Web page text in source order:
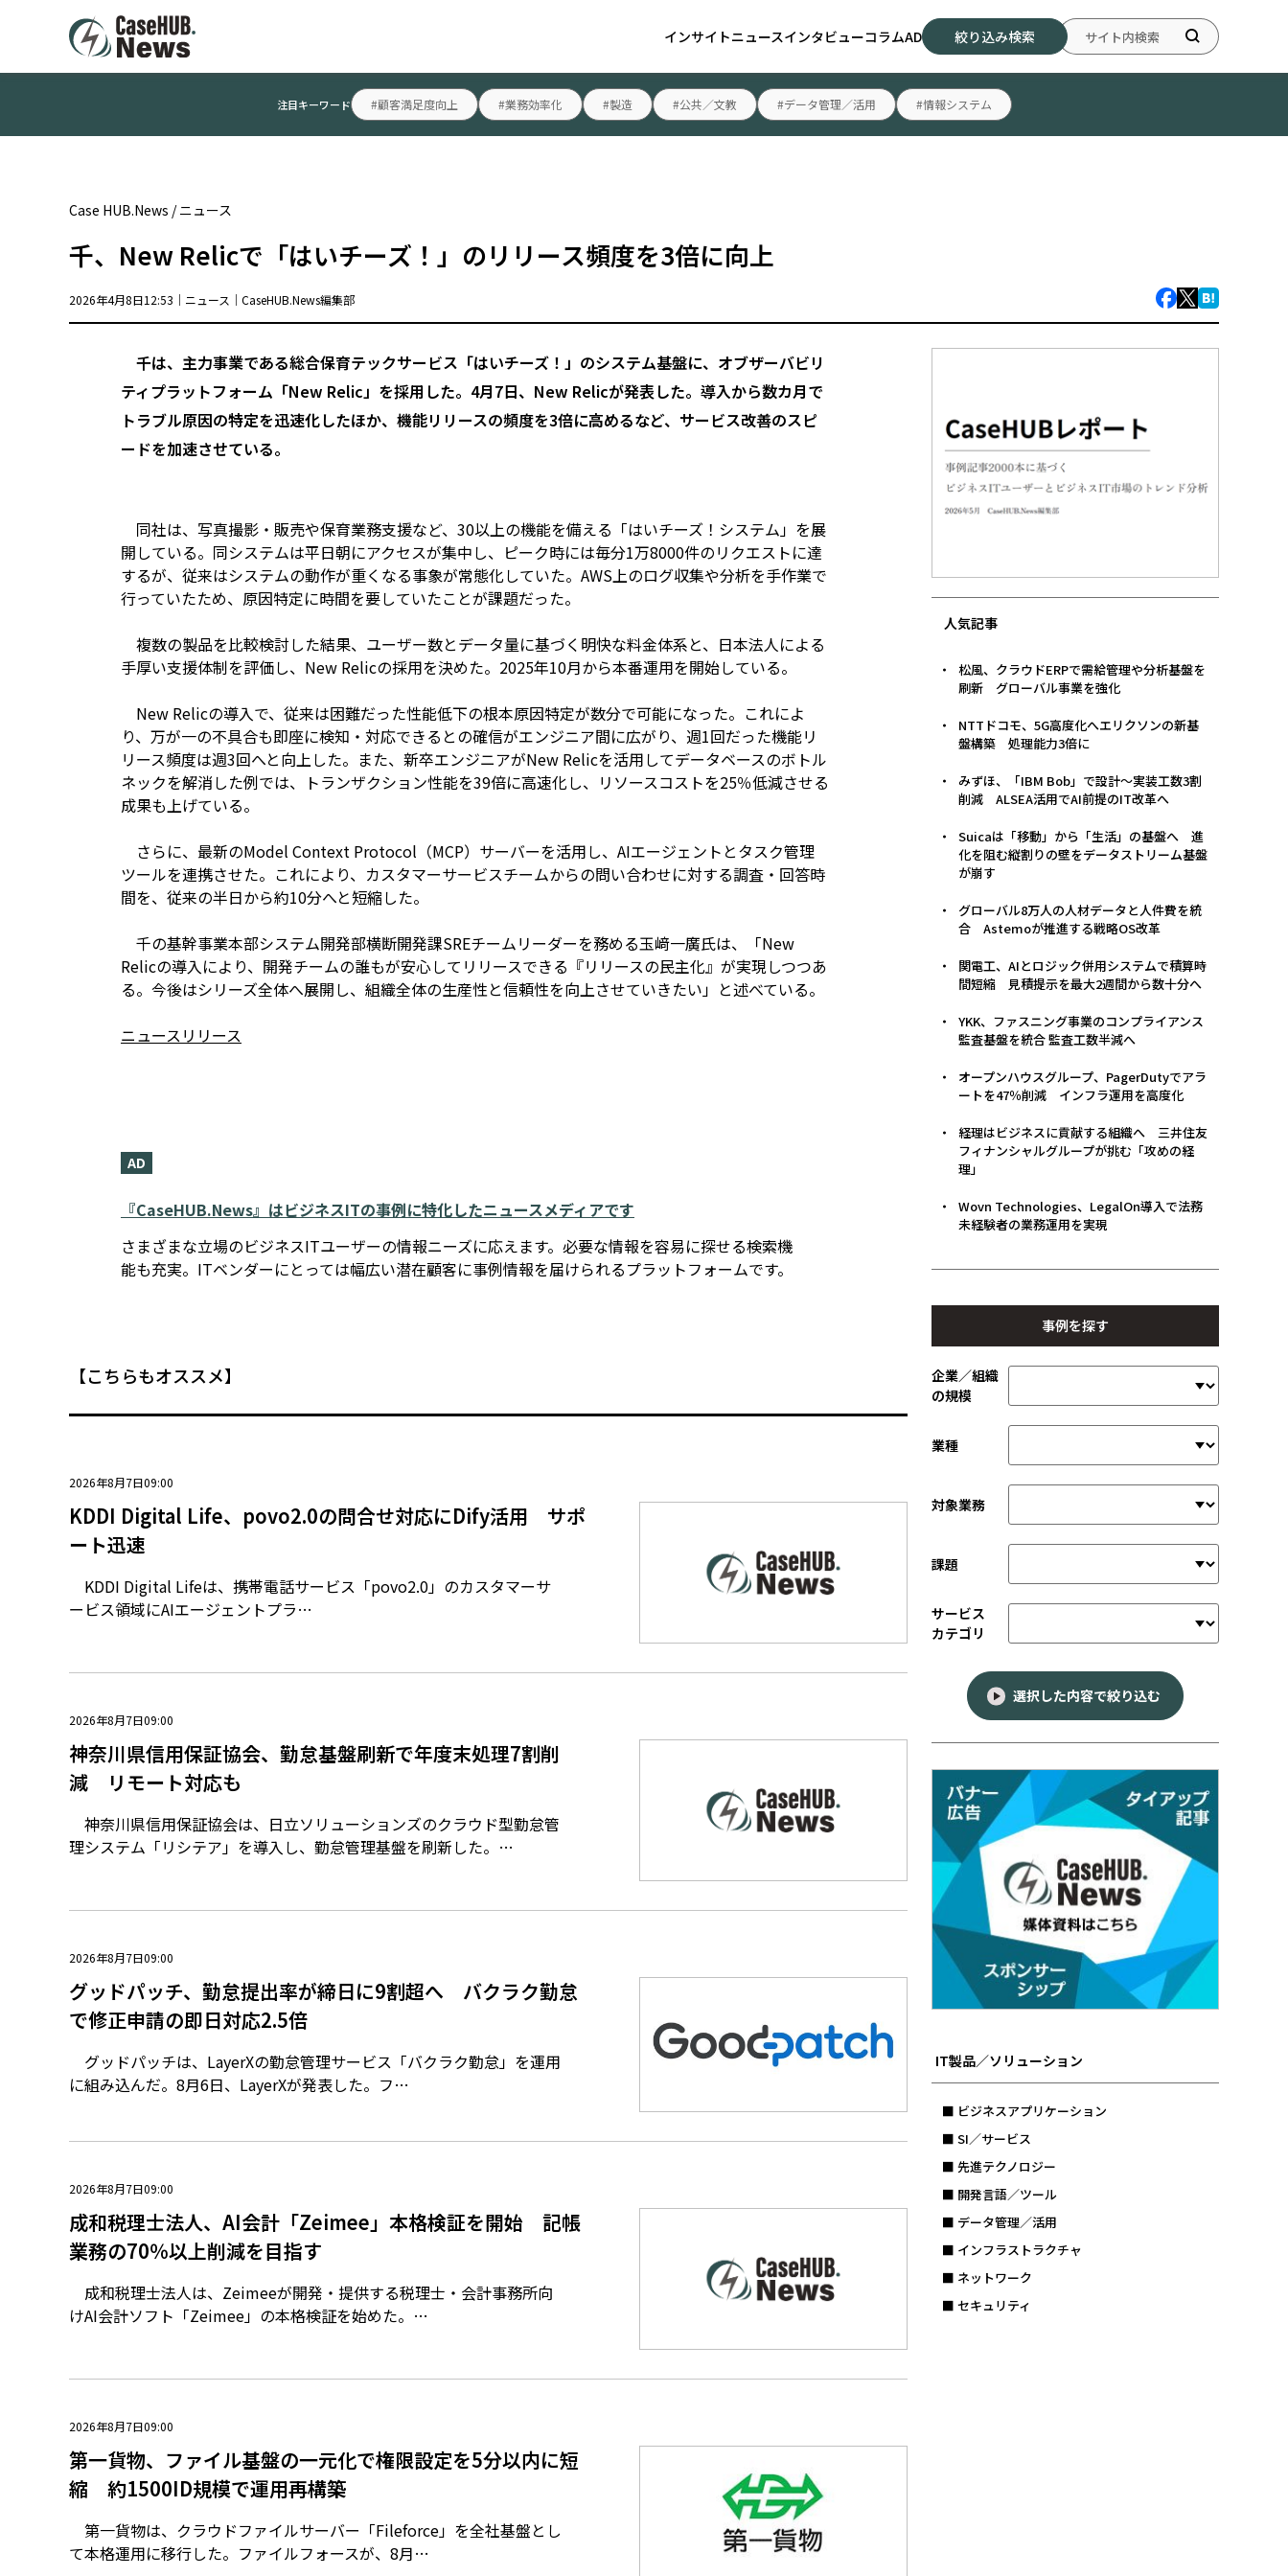
インサイトニュースインタビューコラムAD 絞り込み検索
注目キーワード #顧客満足度向上 #業務効率化 #製造 #公共／文教 #データ管理／活用 #情報システム
Case HUB.News /ニュース
千、New Relicで「はいチーズ！」のリリース頻度を3倍に向上
2026年4月8日12:53｜ ニュース ｜ CaseHUB.News編集部
千は、主力事業である総合保育テックサービス「はいチーズ！」のシステム基盤に、オブザーバビリ
ティプラットフォーム「New Relic」を採用した。4月7日、New Relicが発表した。導入から数カ月で
トラブル原因の特定を迅速化したほか、機能リリースの頻度を3倍に高めるなど、サービス改善のスピ
ードを加速させている。
同社は、写真撮影・販売や保育業務支援など、30以上の機能を備える「はいチーズ！システム」を展
開している。同システムは平日朝にアクセスが集中し、ピーク時には毎分1万8000件のリクエストに達
するが、従来はシステムの動作が重くなる事象が常態化していた。AWS上のログ収集や分析を手作業で
行っていたため、原因特定に時間を要していたことが課題だった。
複数の製品を比較検討した結果、ユーザー数とデータ量に基づく明快な料金体系と、日本法人による
手厚い支援体制を評価し、New Relicの採用を決めた。2025年10月から本番運用を開始している。
New Relicの導入で、従来は困難だった性能低下の根本原因特定が数分で可能になった。これによ
り、万が一の不具合も即座に検知・対応できるとの確信がエンジニア間に広がり、週1回だった機能リ
リース頻度は週3回へと向上した。また、新卒エンジニアがNew Relicを活用してデータベースのボトル
ネックを解消した例では、トランザクション性能を39倍に高速化し、リソースコストを25％低減させる
成果も上げている。
さらに、最新のModel Context Protocol（MCP）サーバーを活用し、AIエージェントとタスク管理
ツールを連携させた。これにより、カスタマーサービスチームからの問い合わせに対する調査・回答時
間を、従来の半日から約10分へと短縮した。
千の基幹事業本部システム開発部横断開発課SREチームリーダーを務める玉﨑一廣氏は、「New
Relicの導入により、開発チームの誰もが安心してリリースできる『リリースの民主化』が実現しつつあ
る。今後はシリーズ全体へ展開し、組織全体の生産性と信頼性を向上させていきたい」と述べている。
ニュースリリース
AD
『CaseHUB.News』はビジネスITの事例に特化したニュースメディアです
さまざまな立場のビジネスITユーザーの情報ニーズに応えます。必要な情報を容易に探せる検索機
能も充実。ITベンダーにとっては幅広い潜在顧客に事例情報を届けられるプラットフォームです。
【こちらもオススメ】
2026年8月7日09:00
KDDI Digital Life、povo2.0の問合せ対応にDify活用 サポ
ート迅速
KDDI Digital Lifeは、携帯電話サービス「povo2.0」のカスタマーサ
ービス領域にAIエージェントプラ…
2026年8月7日09:00
神奈川県信用保証協会、勤怠基盤刷新で年度末処理7割削
減 リモート対応も
神奈川県信用保証協会は、日立ソリューションズのクラウド型勤怠管
理システム「リシテア」を導入し、勤怠管理基盤を刷新した。…
2026年8月7日09:00
グッドパッチ、勤怠提出率が締日に9割超へ バクラク勤怠
で修正申請の即日対応2.5倍
グッドパッチは、LayerXの勤怠管理サービス「バクラク勤怠」を運用
に組み込んだ。8月6日、LayerXが発表した。フ…
2026年8月7日09:00
成和税理士法人、AI会計「Zeimee」本格検証を開始 記帳
業務の70％以上削減を目指す
成和税理士法人は、Zeimeeが開発・提供する税理士・会計事務所向
けAI会計ソフト「Zeimee」の本格検証を始めた。…
2026年8月7日09:00
第一貨物、ファイル基盤の一元化で権限設定を5分以内に短
縮 約1500ID規模で運用再構築
第一貨物は、クラウドファイルサーバー「Fileforce」を全社基盤とし
て本格運用に移行した。ファイルフォースが、8月…
人気記事
松風、クラウドERPで需給管理や分析基盤を
刷新 グローバル事業を強化
NTTドコモ、5G高度化へエリクソンの新基
盤構築 処理能力3倍に
みずほ、「IBM Bob」で設計〜実装工数3割
削減 ALSEA活用でAI前提のIT改革へ
Suicaは「移動」から「生活」の基盤へ 進
化を阻む縦割りの壁をデータストリーム基盤
が崩す
グローバル8万人の人材データと人件費を統
合 Astemoが推進する戦略OS改革
関電工、AIとロジック併用システムで積算時
間短縮 見積提示を最大2週間から数十分へ
YKK、ファスニング事業のコンプライアンス
監査基盤を統合 監査工数半減へ
オープンハウスグループ、PagerDutyでアラ
ートを47％削減 インフラ運用を高度化
経理はビジネスに貢献する組織へ 三井住友
フィナンシャルグループが挑む「攻めの経
理」
Wovn Technologies、LegalOn導入で法務
未経験者の業務運用を実現
事例を探す
企業／組織
の規模
業種
対象業務
課題
サービス
カテゴリ
選択した内容で絞り込む
IT製品／ソリューション
■ ビジネスアプリケーション
■ SI／サービス
■ 先進テクノロジー
■ 開発言語／ツール
■ データ管理／活用
■ インフラストラクチャ
■ ネットワーク
■ セキュリティ